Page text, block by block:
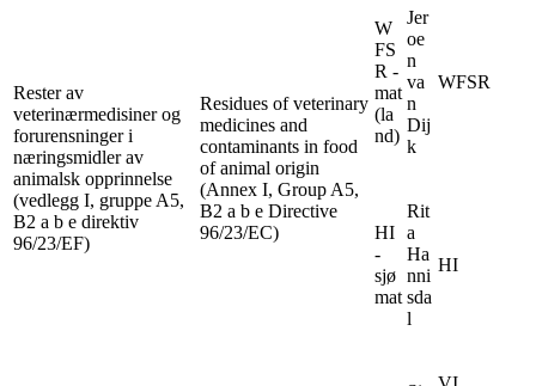
Rester av
veterinærmedisiner og
forurensninger i
næringsmidler av
animalsk opprinnelse
(vedlegg I, gruppe A5,
B2 a b e direktiv
96/23/EF)
Residues of veterinary
medicines and
contaminants in food
of animal origin
(Annex I, Group A5,
B2 a b e Directive
96/23/EC)
W
FS
R -
mat
(la
nd)
Jer
oe
n
va
n
Dij
k
WFSR
HI
-
sjø
mat
Rit
a
Ha
nni
sda
l
HI